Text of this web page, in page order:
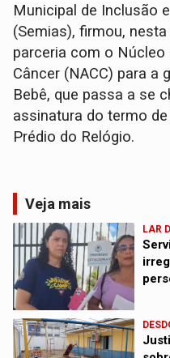
Municipal de Inclusão
(Semias), firmou,
parceria com o Núcleo
Câncer (NACC) para a
Bebê, que passa a se
assinatura do termo
Prédio do Relógio.
Veja mais
LAR